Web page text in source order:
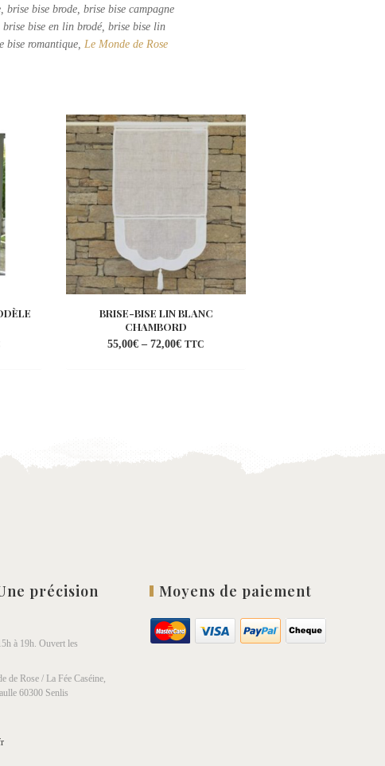
brise bise brode, brise bise campagne
bise en lin brodé, brise bise lin
bise romantique, Le Monde de Rose
BRISE-BISE LIN BLANC
CHAMBORD
55,00€ – 72,00€ TTC
précision
à 19h. Ouvert les
de Rose / La Fée Caséine,
60300 Senlis
Moyens de paiement